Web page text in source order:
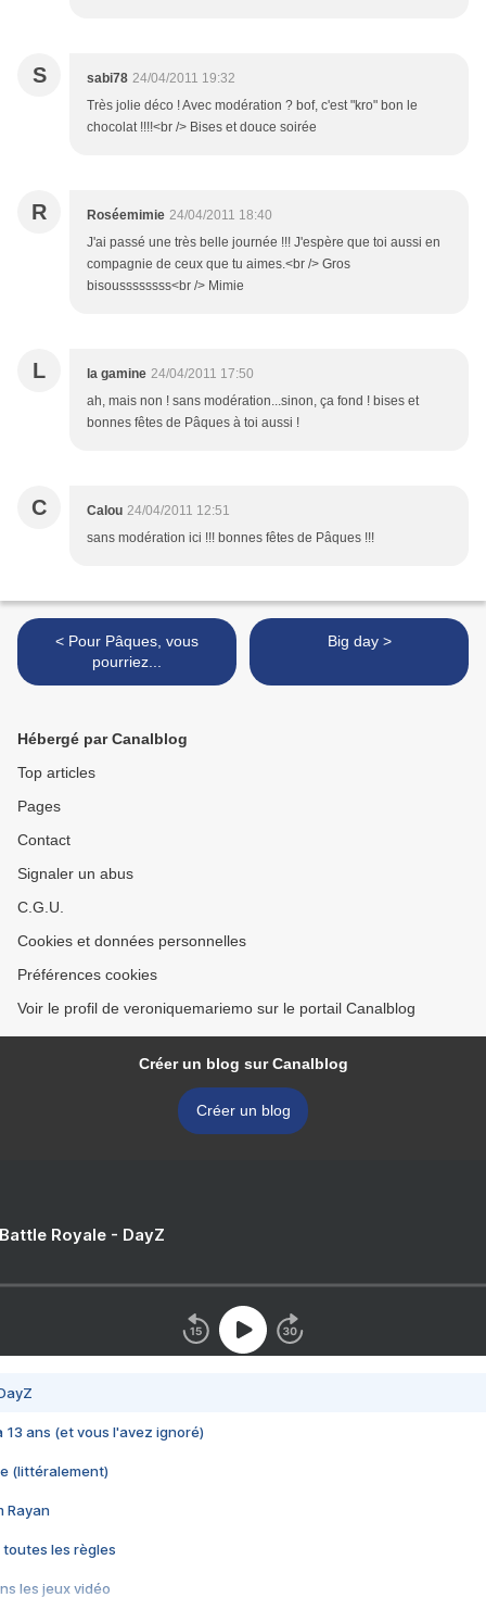
S sabi78 24/04/2011 19:32
Très jolie déco ! Avec modération ? bof, c'est "kro" bon le
chocolat !!!!<br /> Bises et douce soirée
R Roséemimie 24/04/2011 18:40
J'ai passé une très belle journée !!! J'espère que toi aussi en
compagnie de ceux que tu aimes.<br /> Gros
bisoussssssss<br /> Mimie
L la gamine 24/04/2011 17:50
ah, mais non ! sans modération...sinon, ça fond ! bises et
bonnes fêtes de Pâques à toi aussi !
C Calou 24/04/2011 12:51
sans modération ici !!! bonnes fêtes de Pâques !!!
< Pour Pâques, vous
pourriez...
Big day >
Hébergé par Canalblog
Top articles
Pages
Contact
Signaler un abus
C.G.U.
Cookies et données personnelles
Préférences cookies
Voir le profil de veroniquemariemo sur le portail Canalblog
Créer un blog sur Canalblog
Créer un blog
Royale - DayZ
13 ans (et vous l'avez ignoré)
(littéralement)
Rayan
toutes les règles
les jeux vidéo